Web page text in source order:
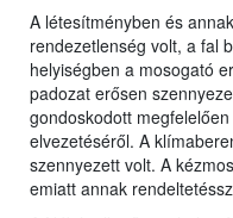
A létesítményben és
rendezetlenség volt, a fal
helyiségben a mosogató
padozat erősen
gondoskodott
elvezetéséről. A
szennyezett volt. A
emiatt annak